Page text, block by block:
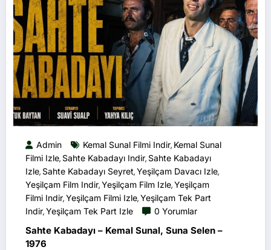
Admin Kemal Sunal Filmi Indir, Kemal Sunal
Filmi Izle, Sahte Kabadayı Indir, Sahte Kabadayı
Izle, Sahte Kabadayı Seyret,Yeşilçam Davacı Izle,
Yeşilçam Film Indir,Yeşilçam Film Izle,Yeşilçam
Filmi Indir,Yeşilçam Filmi Izle,Yeşilçam Tek Part
Indir,Yeşilçam Tek Part Izle 0 Yorumlar
Sahte Kabadayı – Kemal Sunal, Suna Selen –
1976